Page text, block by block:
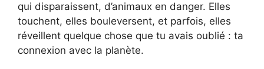
qui disparaissent, d’animaux en danger. Elles
touchent, elles bouleversent, et parfois, elles
réveillent quelque chose que tu avais oublié : ta
connexion avec la planète.